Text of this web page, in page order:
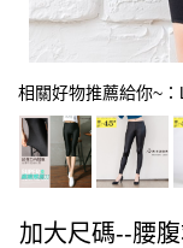
相關好物推薦給你~
加大尺碼--腰